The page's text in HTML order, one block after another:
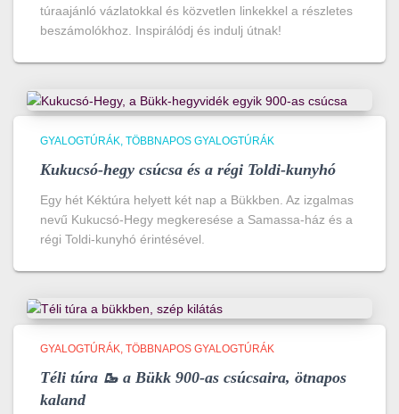
túraajánló vázlatokkal és közvetlen linkekkel a részletes
beszámolókhoz. Inspirálódj és indulj útnak!
GYALOGTÚRÁK TÖBBNAPOS GYALOGTÚRÁK
Kukucsó-hegy csúcsa és a régi Toldi-kunyhó
Egy hét Kéktúra helyett két nap a Bükkben. Az izgalmas
nevű Kukucsó-Hegy megkeresése a Samassa-ház és a
régi Toldi-kunyhó érintésével.
GYALOGTÚRÁK TÖBBNAPOS GYALOGTÚRÁK
Téli túra 🥾 a Bükk 900-as csúcsaira, ötnapos
kaland